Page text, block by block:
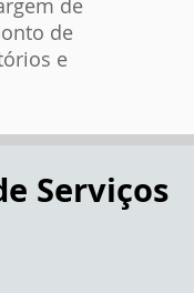
de
de
e
Serviços